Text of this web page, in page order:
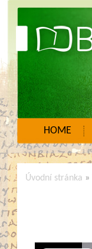
HOME
Úvodní stránka »